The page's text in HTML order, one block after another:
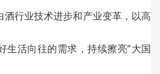
酒行业技术进步和产业变革，以高
生活向往的需求，持续擦亮“大国